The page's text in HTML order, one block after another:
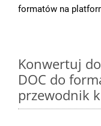
formatów na
Konwertuj
DOC do
przewodnik